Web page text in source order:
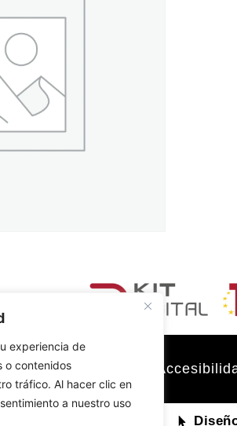
experiencia de
o contenidos
tráfico. Al hacer clic en
a nuestro uso